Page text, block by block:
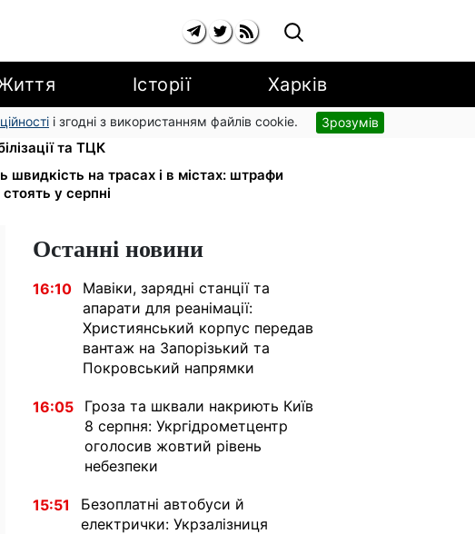
Історії Харків
і згодні з використанням файлів cookie. Зрозумів
мільйони в розшуку: Федоров розкрив
та ТЦК
швидкість на трасах і в містах: штрафи
у серпні
Останні новини
16:10
Мавіки, зарядні станції та
апарати для реанімації:
Християнський корпус передав
вантаж на Запорізький та
Покровський напрямки
16:05
Гроза та шквали накриють Київ
8 серпня: Укргідрометцентр
оголосив жовтий рівень
небезпеки
15:51
Безоплатні автобуси й
електрички: Укрзалізниця